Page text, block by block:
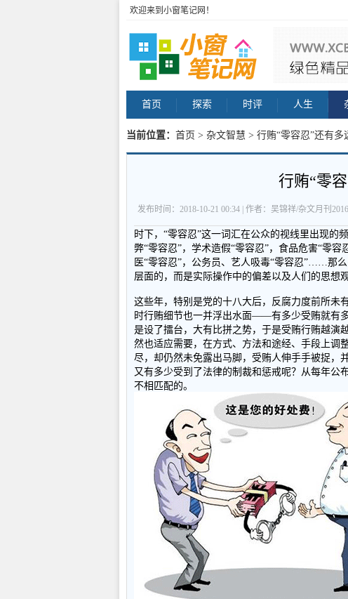
欢迎来到小窗笔记网！
首页 探索 时评 人生
当前位置： 首页 > 杂文智慧 > 行贿“零容忍”还有多
行贿“零
发布时间：2018-10-21 00:34 | 作者：吴锦祥/杂文月刊
时下，“零容忍”这一词汇在公众的视线里出现的
弊“零容忍”，学术造假“零容忍”，食品危害“零
医“零容忍”，公务员、艺人吸毒“零容忍”……那
层面的，而是实际操作中的偏差以及人们的思想观
这些年，特别是党的十八大后，反腐力度前所未
时行贿细节也一并浮出水面——有多少受贿就有
是设了擂台，大有比拼之势，于是受贿行贿越演
然也适应需要，在方式、方法和途经、手段上调
尽，却仍然未免露出马脚，受贿人伸手手被捉，
又有多少受到了法律的制裁和惩戒呢？从每年公
不相匹配的。